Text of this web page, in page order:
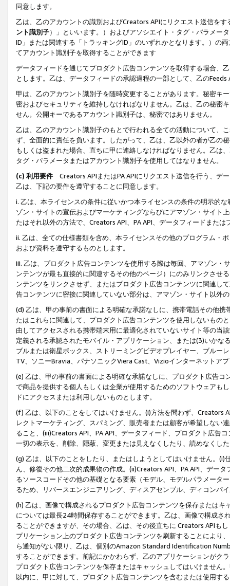
同意します。
乙は、乙のアカウントの識別およびCreators APIにリクエスト送信を
ント識別子）」といいます。）およびアソシエイト・タグ・パラメー
ID」または関連する「トラッキングID」のいずれかとなります。）の
てアカウント識別子を取得することができます
データフィードを通じてプロダクト広告コンテンツを取得する場合、
とします。乙は、データフィードの承認過程の一部として、乙の
甲は、乙のアカウント識別子を随時変更することがあります。秘密キ
密およびセキュリティを維持しなければなりません。乙は、乙の秘密
せん。公開キーであるアカウント識別子は、秘密ではありません。
乙は、乙のアカウント識別子のもとで行われる全ての活動について、
ず、全面的に責任を負います。したがって、乙は、乙以外の者が乙の
もしくは盗まれた場合、直ちに甲に連絡しなければなりません。乙は
タグ・パラメータまたはアカウント識別子を使用してはなりません。
(c) 利用要件 Creators APIまたはPA APIにリクエスト送信を行う、デ
乙は、下記の要件を遵守することに同意します。
i. 乙は、本ライセンスの条件に従いかつ本ライセンスの条件の明示的
ゾン・サイトの宣伝およびマーケティングならびにアマゾン・サイト
たはそれ以外の方法で、Creators API、PA API、データフィードまた
ii. 乙は、全ての仕様書類を含め、本ライセンスその他のプログラム・
および資料を遵守するものとします。
iii. 乙は、プロダクト広告コンテンツを使用する際は毎回、アマゾン
ンテンツが最も直接的に関連するその他のページ）にのみリンクさせ
ンテンツをリンクさせず、またはプロダクト広告コンテンツに関連し
告コンテンツに密接に関連していない部分は、アマゾン・サイト以外
(d) 乙は、甲の事前の書面による明確な承諾なしに、携帯電話その他
たはこれらに関連して、プロダクト広告コンテンツを使用しないもの
由してアクセスされる携帯端末用に最適化されていないサイト等の当
定義される承認されたモバイル・アプリケーション、または(3)いか
ブルまたは衛星ボックス、ストリーミングビデオプレイヤー、ブルー
TV、ソニーBravia、パナソニックViera Cast、Vizioインターネットア
(e) 乙は、甲の事前の書面による明確な承諾なしに、プロダクト広告
で商品を提供する個人もしくは企業が使用するためのソフトウェアも
ドにアクセスまたは利用しないものとします。
(f) 乙は、以下のことをしてはいけません。(i)方法を問わず、Creators
レクトマーケティング、スパミング、販売者または顧客が希望しない
ること、(iii)Creators API、PA API、データフィード、プロダクト広告
一切の表示を、削除、隠蔽、変更または見えなくしたり、読めなくし
(g) 乙は、以下のことをしたり、またはしようとしてはいけません。
ん、修復その他二次的成果物の作成。(ii)Creators API、PA API、デー
るソースコードその他の基礎となる要素（モデル、モデルパラメータ
るため、リバースエンジニアリング、ディスアセンブル、ディコンパ
(h) 乙は、画像で構成されるプロダクト広告コンテンツを保存または
については最長24時間保存することができます。乙は、画像で構成
ることができますが、その場合、乙は、その後直ちに Creators APIも
プリケーション上のプロダクト広告コンテンツを刷新することにより
ら通知がない限り、乙は、個別のAmazon Standard Identification
することができます。前記にかかわらず、乙のアプリケーションがク
プロダクト広告コンテンツを保存またはキャッシュしてはいけません
以内に、甲に対して、プロダクト広告コンテンツを含むまたは使用す